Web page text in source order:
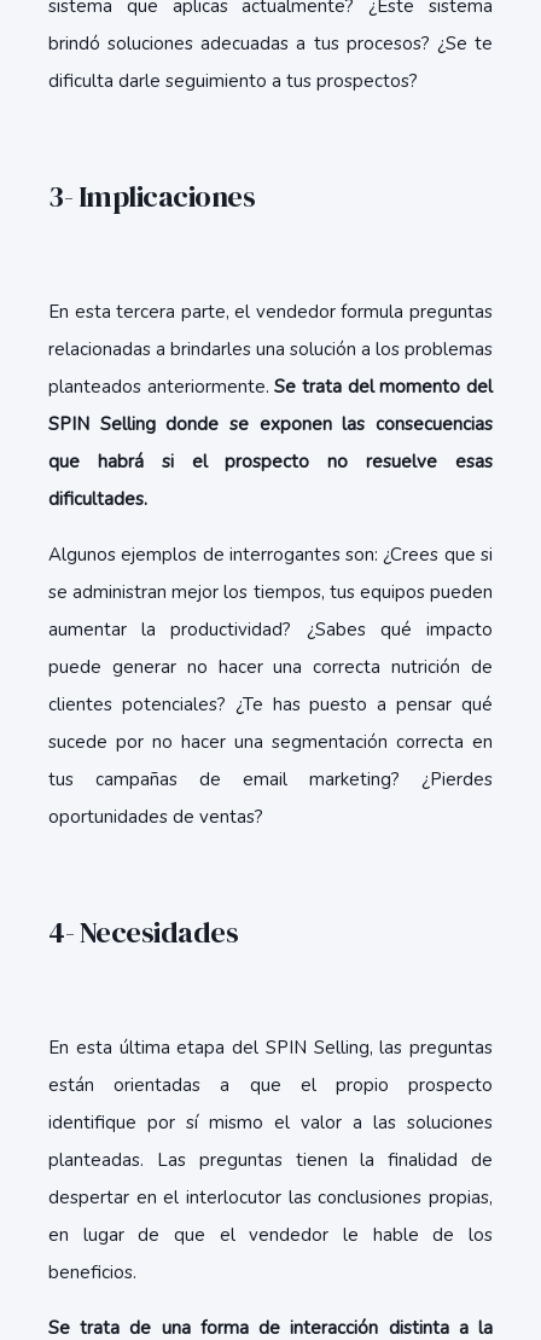
sistema que aplicas actualmente? ¿Este sistema
brindó soluciones adecuadas a tus procesos? ¿Se te
dificulta darle seguimiento a tus prospectos?
3- Implicaciones
En esta tercera parte, el vendedor formula preguntas
relacionadas a brindarles una solución a los problemas
planteados anteriormente.Se trata del momento del
SPIN Selling donde se exponen las consecuencias
que habrá si el prospecto no resuelve esas
dificultades.
Algunos ejemplos de interrogantes son: ¿Crees que si
se administran mejor los tiempos, tus equipos pueden
aumentar la productividad? ¿Sabes qué impacto
puede generar no hacer una correcta nutrición de
clientes potenciales? ¿Te has puesto a pensar qué
sucede por no hacer una segmentación correcta en
tus campañas de email marketing? ¿Pierdes
oportunidades de ventas?
4- Necesidades
En esta última etapa del SPIN Selling, las preguntas
están orientadas a que el propio prospecto
identifique por sí mismo el valor a las soluciones
planteadas. Las preguntas tienen la finalidad de
despertar en el interlocutor las conclusiones propias,
en lugar de que el vendedor le hable de los
beneficios.
Se trata de una forma de interacción distinta a la